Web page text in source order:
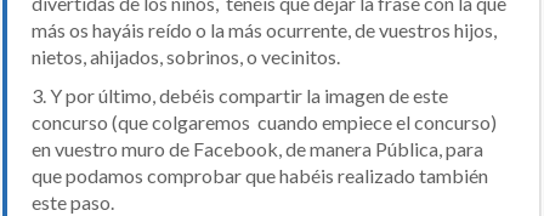
más os hayáis reído o la más ocurrente, de vuestros hijos,
nietos, ahijados, sobrinos, o vecinitos.
3. Y por último, debéis compartir la imagen de este
concurso (que colgaremos cuando empiece el concurso)
en vuestro muro de Facebook, de manera Pública, para
que podamos comprobar que habéis realizado también
este paso.